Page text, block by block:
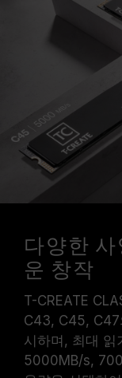
다양한
운 창작
T-CREATE
C43, C45, C47
시하며, 최대
5000MB/s,